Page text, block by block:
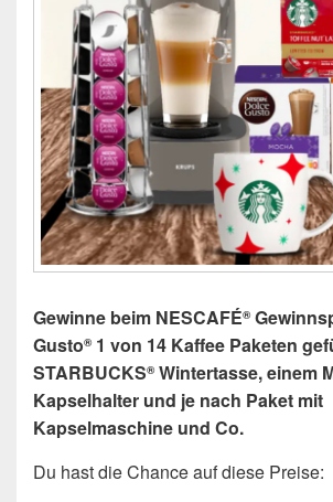
Gewinne beim NESCAFÉ®
Gusto®1 von 14 Kaffee Paketen
STARBUCKS®Wintertasse, einem
Kapselhalter und je nach Paket mit
Kapselmaschine und Co.
Du hast die Chance auf diese Preise: